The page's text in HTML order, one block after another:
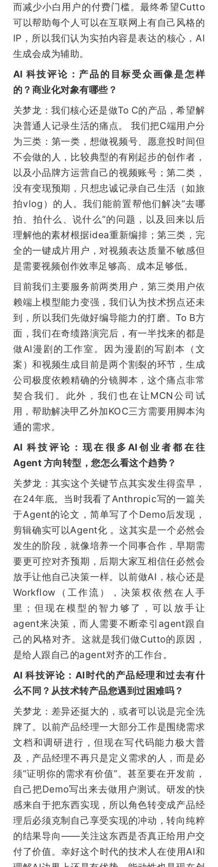
而减少小白用户的付费门槛。最终希望Cutto
可以帮助每个人可以在互联网上有自己风格的
IP，所以我们认为实拍内容是表达的核心，AI
生成会成为辅助。
AI 科技评论：产品的目标受众画像是怎样
的？商业化对象有哪些？
关梦龙：我们核心还是做To C的产品，希望解
决普通人记录生活的痛点。 我们把C端用户分
为三类：第一类，想做视频号、愿意投时间但
不会做的人，比较典型的有刚起步的创作者，
以及小品牌方运营自己的视频账号；第二类，
没有变现预期，只想忠诚记录自己生活（如旅
拍vlog）的人。我们能前置帮他们解决“去哪
拍、拍什么、说什么”的问题，以及回来以后
理解他的素材根据idea重新编排；第三类，完
全的一键成片用户，对视频表达质量不敏感但
是需要视频创作效率足够高、成本足够低。
目前我们主要服务前两类用户，第三类用户依
赖端上模型能力变强，我们认为技术拐点还未
到，所以我们先做好编导能力的打磨。To B方
面，我们在奇绩路演完后，有一半找来的都是
做AI漫剧的工作室。因为漫剧的写剧本（文
案）和视频生成目前是两个割裂的环节，生成
公司极度依赖精确的分镜脚本，这个痛点非常
契合我们。此外，我们也在让MCN公司试
用，帮助解决甲乙外加KOC三方需要用脚本沟
通的需求。
AI 科技评论：现在很多AI创业者都在往
Agent 方向转型，您怎么看这个趋势？
关梦龙：其实这个关键节点其实发生得蛮早，
在24年底。当时我看了Anthropic写的一篇关
于Agent的论文，简单写了个Demo后发现，
剪辑确实可以Agent化 。这其实是一个必然会
发生的阶段，就像培养一个同事合作，早期需
要更可控对齐预期，后期大家互相信任必然会
放手让他自己决策一样。以前做AI，核心还是
Workflow（工作流），决策权依然在人手
里；但现在模型的智力够了，可以放手让
agent来决策，而人需要不断牵引agent跟自
己的风格对齐。这就是我们做Cutto的原因，
是给人跟自己的agent对齐的工作台。
AI 科技评论：AI时代的产品经理和过去有什
么不同？从技术转产品您遇到过困难吗？
关梦龙：差异还挺大的，或者可以说是完全洗
牌了。以前产品经理一大部分工作是围绕需求
文档和调研进行，但现在写代码能力极大普
及，产品经理不再只是定义需求的人，而是必
须“证明你的需求有价值”。甚至要在开发前，
自己把Demo写出来去做用户测试。研发的快
感来自于把东西实现，所以角色转变成产品经
理后必须克制自己享受实现的冲动，转向纯粹
的结果导向——关注这东西是否真正给用户交
付了价值。幸好这个时代的技术人在使用AI和